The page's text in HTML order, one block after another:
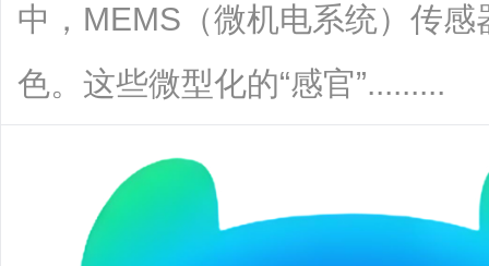
中，MEMS（微机电系统）传
色。这些微型化的“感官”.........